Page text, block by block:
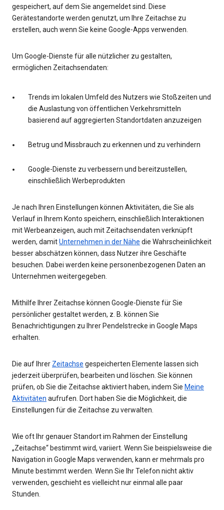
gespeichert, auf dem Sie angemeldet sind. Diese
Gerätestandorte werden genutzt, um Ihre Zeitachse zu
erstellen, auch wenn Sie keine Google-Apps verwenden.
Um Google-Dienste für alle nützlicher zu gestalten,
ermöglichen Zeitachsendaten:
Trends im lokalen Umfeld des Nutzers wie Stoßzeiten und
die Auslastung von öffentlichen Verkehrsmitteln
basierend auf aggregierten Standortdaten anzuzeigen
Betrug und Missbrauch zu erkennen und zu verhindern
Google-Dienste zu verbessern und bereitzustellen,
einschließlich Werbeprodukten
Je nach Ihren Einstellungen können Aktivitäten, die Sie als
Verlauf in Ihrem Konto speichern, einschließlich Interaktionen
mit Werbeanzeigen, auch mit Zeitachsendaten verknüpft
werden, damitUnternehmen in der Nähe die Wahrscheinlichkeit
besser abschätzen können, dass Nutzer ihre Geschäfte
besuchen. Dabei werden keine personenbezogenen Daten an
Unternehmen weitergegeben.
Mithilfe Ihrer Zeitachse können Google-Dienste für Sie
persönlicher gestaltet werden, z. B. können Sie
Benachrichtigungen zu Ihrer Pendelstrecke in Google Maps
erhalten.
Die auf Ihrer Zeitachse gespeicherten Elemente lassen sich
jederzeit überprüfen, bearbeiten und löschen. Sie können
prüfen, ob Sie die Zeitachse aktiviert haben, indem Sie Meine
Aktivitäten aufrufen. Dort haben Sie die Möglichkeit, die
Einstellungen für die Zeitachse zu verwalten.
Wie oft Ihr genauer Standort im Rahmen der Einstellung
„Zeitachse“ bestimmt wird, variiert. Wenn Sie beispielsweise die
Navigation in Google Maps verwenden, kann er mehrmals pro
Minute bestimmt werden. Wenn Sie Ihr Telefon nicht aktiv
verwenden, geschieht es vielleicht nur einmal alle paar
Stunden.